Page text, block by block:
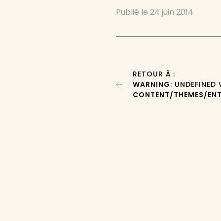
Publié le24 juin 2014
RETOUR À :
WARNING:
CONTENT/THEMES/